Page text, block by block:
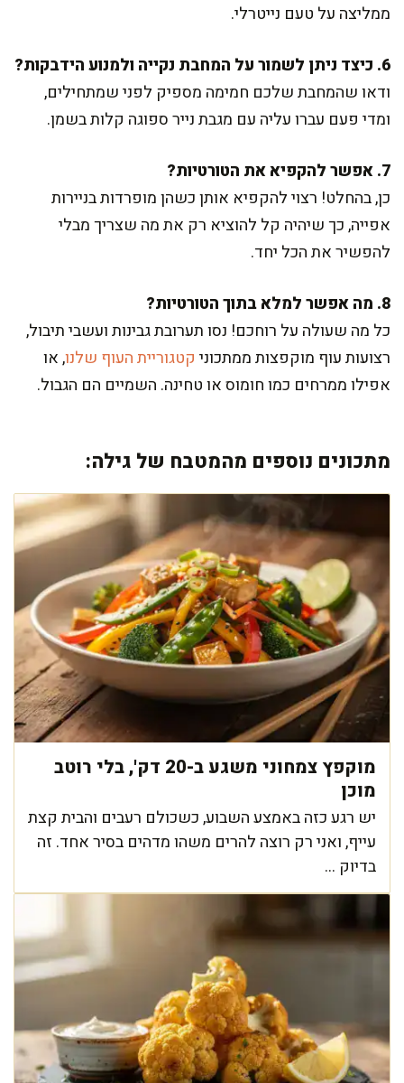
ממליצה על טעם נייטרלי.
6. כיצד ניתן לשמור על המחבת נקייה ולמנוע הידבקות?
ודאו שהמחבת שלכם חמימה מספיק לפני שמתחילים,
ומדי פעם עברו עליה עם מגבת נייר ספוגה קלות בשמן.
7. אפשר להקפיא את הטורטיות?
כן, בהחלט! רצוי להקפיא אותן כשהן מופרדות בניירות
אפייה, כך שיהיה קל להוציא רק את מה שצריך מבלי
להפשיר את הכל יחד.
8. מה אפשר למלא בתוך הטורטיות?
כל מה שעולה על רוחכם! נסו תערובת גבינות ועשבי תיבול,
רצועות עוף מוקפצות ממתכוני קטגוריית העוף שלנו, או
אפילו ממרחים כמו חומוס או טחינה. השמיים הם הגבול.
מתכונים נוספים מהמטבח של גילה:
מוקפץ צמחוני משגע ב-20 דק', בלי רוטב
מוכן
יש רגע כזה באמצע השבוע, כשכולם רעבים והבית קצת
עייף, ואני רק רוצה להרים משהו מדהים בסיר אחד. זה
בדיוק ...